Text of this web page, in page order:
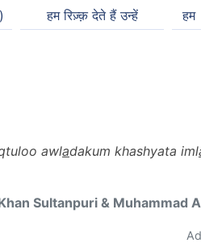
हम
हम रिज़्क़ देते हैं उन्हें
awladakum khashyata iml
Sultanpuri & Muhammad